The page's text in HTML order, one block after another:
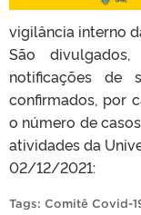
vigilância interno
São
notificações de
confirmados, por
o número de
atividades da
02/12/2021:
Tags: Comitê Covid-